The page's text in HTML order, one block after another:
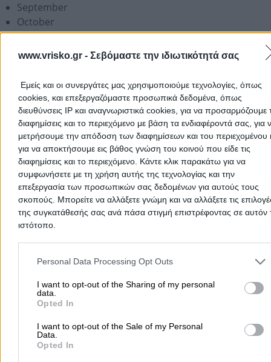
www.vrisko.gr - Σεβόμαστε την ιδιωτικότητά σας
Εμείς και οι συνεργάτες μας χρησιμοποιούμε τεχνολογίες, όπως
cookies, και επεξεργαζόμαστε προσωπικά δεδομένα, όπως
διευθύνσεις IP και αναγνωριστικά cookies, για να προσαρμόζουμε
διαφημίσεις και το περιεχόμενο με βάση τα ενδιαφέροντά σας, για
μετρήσουμε την απόδοση των διαφημίσεων και του περιεχομένου
για να αποκτήσουμε εις βάθος γνώση του κοινού που είδε τις
διαφημίσεις και το περιεχόμενο. Κάντε κλικ παρακάτω για να
συμφωνήσετε με τη χρήση αυτής της τεχνολογίας και την
επεξεργασία των προσωπικών σας δεδομένων για αυτούς τους
σκοπούς. Μπορείτε να αλλάξετε γνώμη και να αλλάξετε τις
της συγκατάθεσής σας ανά πάσα στιγμή επιστρέφοντας σε αυτόν
ιστότοπο.
Please note that this website/app uses one or more Google
and may gather and store information including but not limited to
to Google and its third-party tags to use your data for below
purposes in below Google consent section.
Personal Data Processing Opt Outs
I want to opt-out of the Sharing of my personal
data.
Opted In
I want to opt-out of the Sale of my Personal
Data.
Opted In
September
October
November
December
Add a Review
There aren't any reviews yet
This professional has not received any reviews yet. Be the
first to share your experience and help other users
right choice!